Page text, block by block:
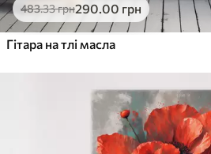
483.33грн290.00 грн
Гітара на тлі масла